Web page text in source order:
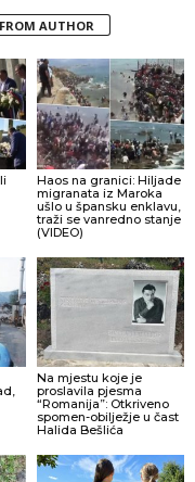
AUTHOR
Haos na granici: Hiljade
migranata iz Maroka
ušlo u špansku enklavu,
traži se vanredno stanje
(VIDEO)
Na mjestu koje je
proslavila pjesma
“Romanija”: Otkriveno
spomen-obilježje u čast
Halida Bešlića